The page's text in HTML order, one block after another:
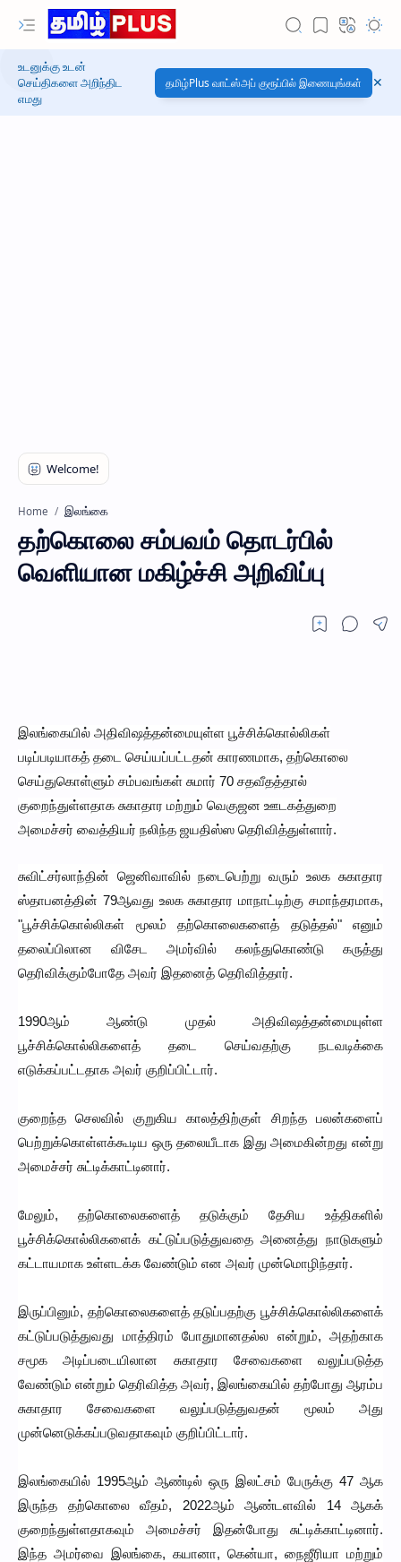
உடனுக்கு உடன்
செய்திகளை அறிந்திட
எமது
தமிழ்Plus வாட்ஸ்அப் குரூப்பில் இணையுங்கள்
Home இலங்கை
தற்கொலை சம்பவம் தொடர்பில்
வெளியான மகிழ்ச்சி அறிவிப்பு
இலங்கையில் அதிவிஷத்தன்மையுள்ள பூச்சிக்கொல்லிகள்
படிப்படியாகத் தடை செய்யப்பட்டதன் காரணமாக, தற்கொலை
செய்துகொள்ளும் சம்பவங்கள் சுமார் 70 சதவீதத்தால்
குறைந்துள்ளதாக சுகாதார மற்றும் வெகுஜன ஊடகத்துறை
அமைச்சர் வைத்தியர் நலிந்த ஜயதிஸ்ஸ தெரிவித்துள்ளார்.
சுவிட்சர்லாந்தின் ஜெனிவாவில் நடைபெற்று வரும் உலக சுகாதார
ஸ்தாபனத்தின் 79ஆவது உலக சுகாதார மாநாட்டிற்கு சமாந்தரமாக,
"பூச்சிக்கொல்லிகள் மூலம் தற்கொலைகளைத் தடுத்தல்" எனும்
தலைப்பிலான விசேட அமர்வில் கலந்துகொண்டு கருத்து
தெரிவிக்கும்போதே அவர் இதனைத் தெரிவித்தார்.
1990ஆம் ஆண்டு முதல் அதிவிஷத்தன்மையுள்ள
பூச்சிக்கொல்லிகளைத் தடை செய்வதற்கு நடவடிக்கை
எடுக்கப்பட்டதாக அவர் குறிப்பிட்டார்.
குறைந்த செலவில் குறுகிய காலத்திற்குள் சிறந்த பலன்களைப்
பெற்றுக்கொள்ளக்கூடிய ஒரு தலையீடாக இது அமைகின்றது என்று
அமைச்சர் சுட்டிக்காட்டினார்.
மேலும், தற்கொலைகளைத் தடுக்கும் தேசிய உத்திகளில்
பூச்சிக்கொல்லிகளைக் கட்டுப்படுத்துவதை அனைத்து நாடுகளும்
கட்டாயமாக உள்ளடக்க வேண்டும் என அவர் முன்மொழிந்தார்.
இருப்பினும், தற்கொலைகளைத் தடுப்பதற்கு பூச்சிக்கொல்லிகளைக்
கட்டுப்படுத்துவது மாத்திரம் போதுமானதல்ல என்றும், அதற்காக
சமூக அடிப்படையிலான சுகாதார சேவைகளை வலுப்படுத்த
வேண்டும் என்றும் தெரிவித்த அவர், இலங்கையில் தற்போது ஆரம்ப
சுகாதார சேவைகளை வலுப்படுத்துவதன் மூலம் அது
முன்னெடுக்கப்படுவதாகவும் குறிப்பிட்டார்.
இலங்கையில் 1995ஆம் ஆண்டில் ஒரு இலட்சம் பேருக்கு 47 ஆக
இருந்த தற்கொலை வீதம், 2022ஆம் ஆண்டளவில் 14 ஆகக்
குறைந்துள்ளதாகவும் அமைச்சர் இதன்போது சுட்டிக்காட்டினார்.
இந்த அமர்வை இலங்கை, கயானா, கென்யா, நைஜீரியா மற்றும்